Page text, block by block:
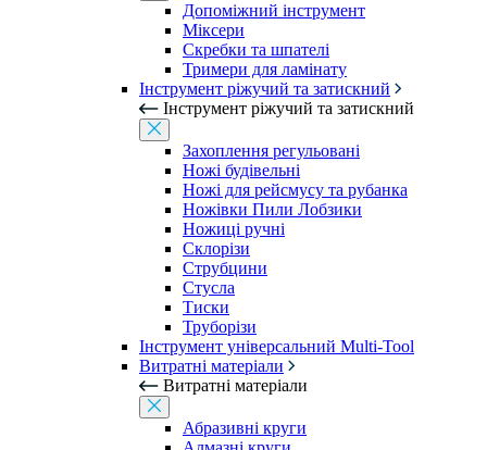
Допоміжний інструмент
Міксери
Скребки та шпателі
Тримери для ламінату
Інструмент ріжучий та затискний
Інструмент ріжучий та затискний
Захоплення регульовані
Ножі будівельні
Ножі для рейсмусу та рубанка
Ножівки Пили Лобзики
Ножиці ручні
Склорізи
Струбцини
Стусла
Тиски
Труборізи
Інструмент універсальний Multi-Tool
Витратні матеріали
Витратні матеріали
Абразивні круги